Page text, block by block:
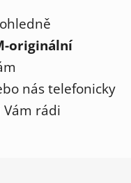
originální
nás telefonicky
Vám rádi